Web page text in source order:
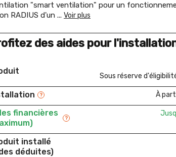
"smart ventilation" pour un
RADIUS d'un ... Voir plus
des aides pour
Sous réserve
? À
financières
?
installé
déduites)